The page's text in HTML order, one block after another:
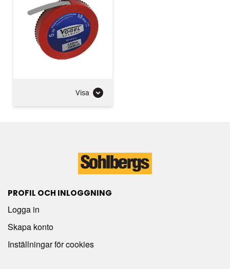
Visa
PROFIL OCH INLOGGNING
Logga in
Skapa konto
Inställningar för cookies